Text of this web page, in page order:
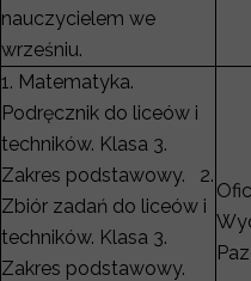
nauczycielem we
wrześniu.
1. Matematyka.
Podręcznik do liceów i
techników. Klasa 3.
Zakres podstawowy. 2.
Zbiór zadań do liceów i
techników. Klasa 3.
Zakres podstawowy.